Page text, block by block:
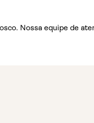
Nossa equipe de